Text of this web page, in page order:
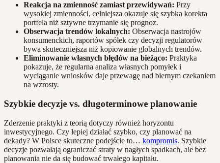
Reakcja na zmienność zamiast przewidywań: Przy
wysokiej zmienności, celniejsza okazuje się szybka korekta
portfela niż sztywne trzymanie się prognoz.
Obserwacja trendów lokalnych: Obserwacja nastrojów
konsumenckich, raportów spółek czy decyzji regulatorów
bywa skuteczniejsza niż kopiowanie globalnych trendów.
Eliminowanie własnych błędów na bieżąco: Praktyka
pokazuje, że regularna analiza własnych pomyłek i
wyciąganie wniosków daje przewagę nad biernym czekaniem
na wzrosty.
Szybkie decyzje vs. długoterminowe planowanie
Zderzenie praktyki z teorią dotyczy również horyzontu
inwestycyjnego. Czy lepiej działać szybko, czy planować na
dekady? W Polsce skuteczne podejście to… kompromis. Szybkie
decyzje pozwalają ograniczać straty w nagłych spadkach, ale bez
planowania nie da się budować trwałego kapitału.